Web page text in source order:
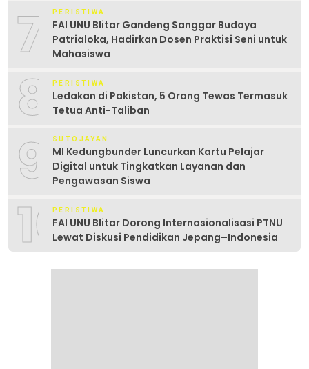
7 PERISTIWA
FAI UNU Blitar Gandeng Sanggar Budaya
Patrialoka, Hadirkan Dosen Praktisi Seni untuk
Mahasiswa
8 PERISTIWA
Ledakan di Pakistan, 5 Orang Tewas Termasuk
Tetua Anti-Taliban
9 SUTOJAYAN
MI Kedungbunder Luncurkan Kartu Pelajar
Digital untuk Tingkatkan Layanan dan
Pengawasan Siswa
10PERISTIWA
FAI UNU Blitar Dorong Internasionalisasi PTNU
Lewat Diskusi Pendidikan Jepang–Indonesia